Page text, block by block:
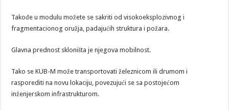
Takođe u modulu možete se sakriti od visokoeksplozivnog i
fragmentacionog oružja, padajućih struktura i požara.
Glavna prednost skloništa je njegova mobilnost.
Tako se KUB-M može transportovati železnicom ili drumom i
rasporediti na novu lokaciju, povezujući se sa postojećom
inženjerskom infrastrukturom.